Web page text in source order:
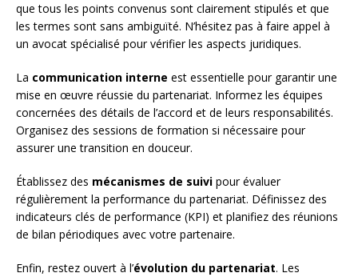
que tous les points convenus sont clairement stipulés et que
les termes sont sans ambiguïté. N’hésitez pas à faire appel à
un avocat spécialisé pour vérifier les aspects juridiques.
La communication interne est essentielle pour garantir une
mise en œuvre réussie du partenariat. Informez les équipes
concernées des détails de l’accord et de leurs responsabilités.
Organisez des sessions de formation si nécessaire pour
assurer une transition en douceur.
Établissez des mécanismes de suivi pour évaluer
régulièrement la performance du partenariat. Définissez des
indicateurs clés de performance (KPI) et planifiez des réunions
de bilan périodiques avec votre partenaire.
Enfin, restez ouvert à l’évolution du partenariat. Les